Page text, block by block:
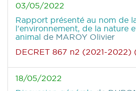
03/05/2022
Rapport présenté au nom de
l'environnement, de la nature
animal de MAROY Olivier
DECRET 867 n2 (2021-2022)
18/05/2022